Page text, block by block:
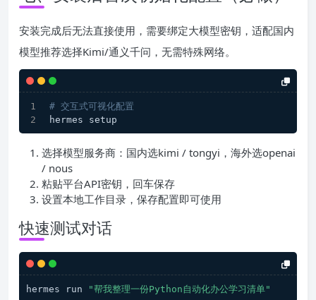
安装完成后无法直接使用，需要绑定大模型密钥，适配国内
模型推荐选择Kimi/通义千问，无需特殊网络。
# 交互式可视化配置
hermes setup
选择模型服务商：国内选kimi / tongyi，海外选openai
/ nous
粘贴平台API密钥，回车保存
设置本地工作目录，保存配置即可使用
快速测试对话
hermes run "帮我整理一份Python自动化办公学习清单"